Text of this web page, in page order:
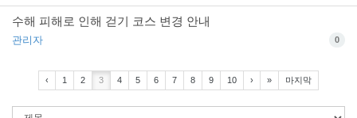
수해 피해로 인해 걷기 코스 변경 안내
관리자 0
‹ 1 2 3 4 5 6 7 8 9 10 › » 마지막